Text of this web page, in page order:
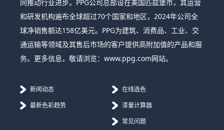
同推动行业进步。PPG公司总部设在美国匹兹堡市，其运营
和研发机构遍布全球超过70个国家和地区，2024年公司全
球净销售额达158亿美元。PPG为建筑、消费品、工业、交
通运输等领域及其售后市场的客户提供高附加值的产品和服
务。更多信息，敬请浏览：www.ppg.com网站。
新闻动态
最新色彩趋势
在线选色
漆量计算器
常见问题